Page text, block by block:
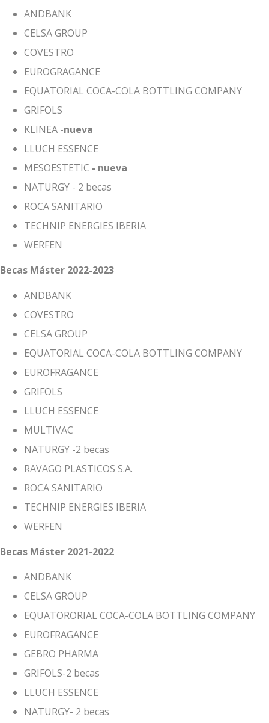
ANDBANK
CELSA GROUP
COVESTRO
EUROGRAGANCE
EQUATORIAL COCA-COLA BOTTLING COMPANY
GRIFOLS
KLINEA -nueva
LLUCH ESSENCE
MESOESTETIC - nueva
NATURGY - 2 becas
ROCA SANITARIO
TECHNIP ENERGIES IBERIA
WERFEN
Becas Máster 2022-2023
ANDBANK
COVESTRO
CELSA GROUP
EQUATORIAL COCA-COLA BOTTLING COMPANY
EUROFRAGANCE
GRIFOLS
LLUCH ESSENCE
MULTIVAC
NATURGY -2 becas
RAVAGO PLASTICOS S.A.
ROCA SANITARIO
TECHNIP ENERGIES IBERIA
WERFEN
Becas Máster 2021-2022
ANDBANK
CELSA GROUP
EQUATORORIAL COCA-COLA BOTTLING COMPANY
EUROFRAGANCE
GEBRO PHARMA
GRIFOLS-2 becas
LLUCH ESSENCE
NATURGY- 2 becas